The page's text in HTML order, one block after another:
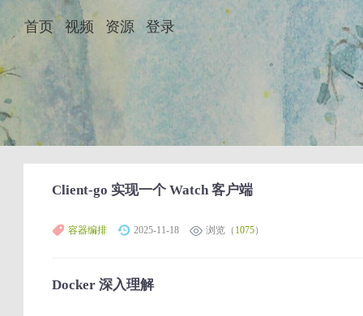
首页 视频 资源 登录
Client-go 实现一个 Watch 客户端
容器编排 2025-11-18 浏览（ 1075）
Docker 深入理解